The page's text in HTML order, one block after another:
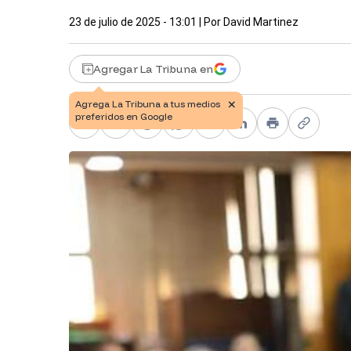
23 de julio de 2025 - 13:01 | Por David Martinez
Agregar La Tribuna en
Facebook
X TelegramWhatsApp
PinterestLinkedIn
PrintCopy